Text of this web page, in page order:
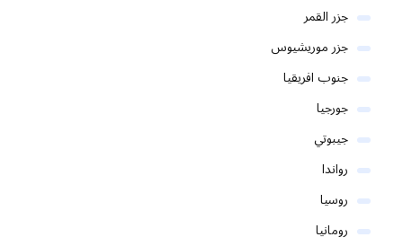
جزر القمر
جزر موريشيوس
جنوب افريقيا
جورجيا
جيبوتي
رواندا
روسيا
رومانيا